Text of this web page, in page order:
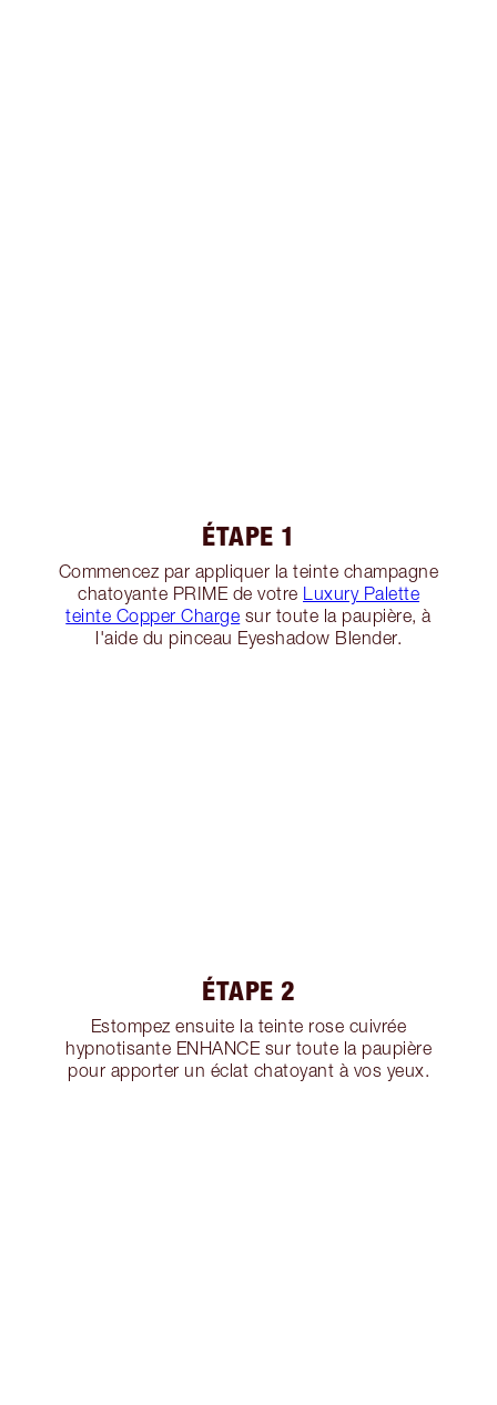
ÉTAPE 1
Commencez par appliquer la teinte champagne
chatoyante PRIME de votre Luxury Palette
teinte Copper Charge sur toute la paupière, à
l'aide du pinceau Eyeshadow Blender.
ÉTAPE 2
Estompez ensuite la teinte rose cuivrée
hypnotisante ENHANCE sur toute la paupière
pour apporter un éclat chatoyant à vos yeux.